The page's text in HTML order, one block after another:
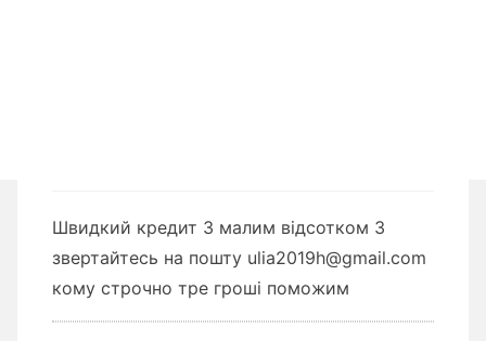
Швидкий кредит З малим відсотком 3
звертайтесь на пошту ulia2019h@gmail.com
кому строчно тре гроші поможим